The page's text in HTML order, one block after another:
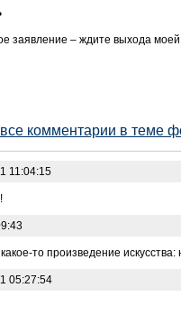
заявление – ждите выхода
все комментарии в теме
11:04:15
то произведение
05:27:54